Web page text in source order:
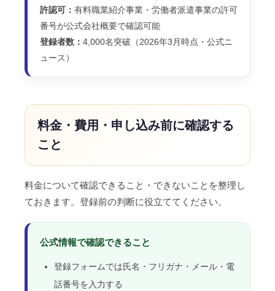
許認可： 有料職業紹介事業・労働者派遣事業の許可
番号が公式会社概要で確認可能
登録者数： 4,000名突破（2026年3月時点・公式ニ
ュース）
料金・費用・申し込み前に確認する
こと
料金について確認できること・できないことを整理し
ておきます。登録前の判断に役立ててください。
公式情報で確認できること
登録フォームでは氏名・フリガナ・メール・電
話番号を入力する